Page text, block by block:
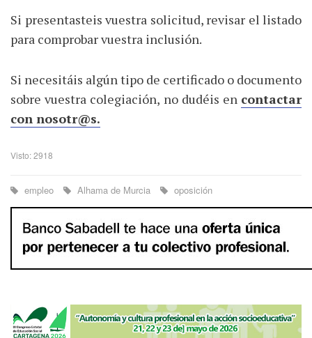
Si presentasteis vuestra solicitud, revisar el listado
para comprobar vuestra inclusión.
Si necesitáis algún tipo de certificado o documento
sobre vuestra colegiación, no dudéis en contactar
con nosotr@s.
Visto: 2918
empleo Alhama de Murcia oposición